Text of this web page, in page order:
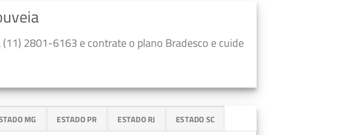
2801-6163 e contrate o plano Bradesco e cuide
MG ESTADO PR ESTADO RJ ESTADO SC